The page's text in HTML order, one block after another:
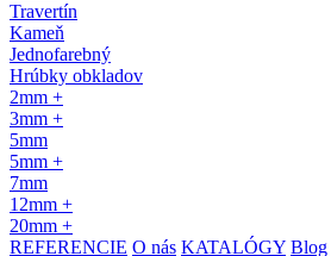
Travertín
Kameň
Jednofarebný
Hrúbky obkladov
2mm +
3mm +
5mm
5mm +
7mm
12mm +
20mm +
REFERENCIE O nás KATALÓGY Blog